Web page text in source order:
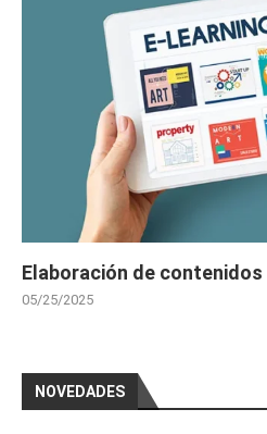
Elaboración de
05/25/2025
NOVEDADES